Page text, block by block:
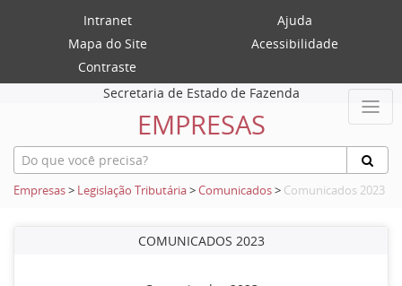
Intranet
Ajuda
Mapa do Site
Acessibilidade
Contraste
Secretaria de Estado de Fazenda
EMPRESAS
Empresas> Legislação Tributária>Comunicados> Comunicados 2023
COMUNICADOS 2023